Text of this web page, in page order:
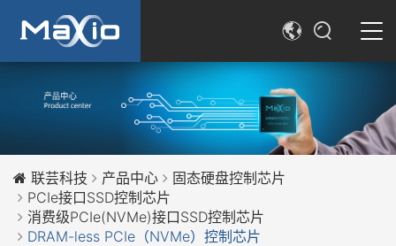
English
SEARCH
联芸科技 产品中心
固态硬盘控制芯片
PCIe接口SSD控制芯片
消费级PCIe(NVMe)接口SSD控制芯片
DRAM-less PCIe（NVMe）控制芯片